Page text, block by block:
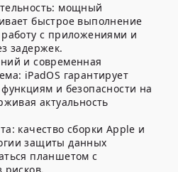
мощный
быстрое выполнение
с приложениями и
задержек.
и современная
iPadOS гарантирует
и безопасности на
актуальность
качество сборки Apple и
защиты данных
планшетом с